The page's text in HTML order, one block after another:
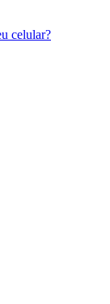
celular?